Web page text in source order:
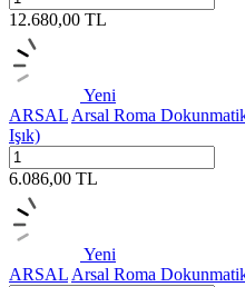
12.680,00 TL
Yeni
ARSALArsal Roma
Işık)
6.086,00 TL
Yeni
ARSALArsal Roma